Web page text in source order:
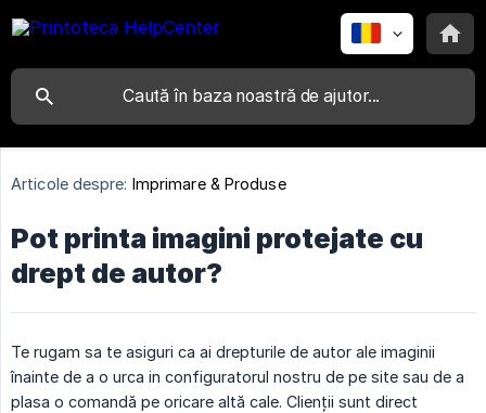
Articole despre: Imprimare & Produse
Pot printa imagini protejate cu
drept de autor?
Te rugam sa te asiguri ca ai drepturile de autor ale imaginii
înainte de a o urca in configuratorul nostru de pe site sau de a
plasa o comandă pe oricare altă cale. Clienții sunt direct